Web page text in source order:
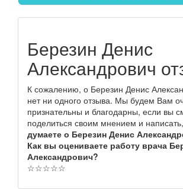
Березин Денис
Александрович
К сожалению, о Березин Денис
нет ни одного отзыва. Мы будем Вам
признательны и благодарны, если вы
поделиться своим мнением и написать,
думаете о Березин Денис
Как вы оцениваете работу врача
Александрович?
☆☆☆☆☆